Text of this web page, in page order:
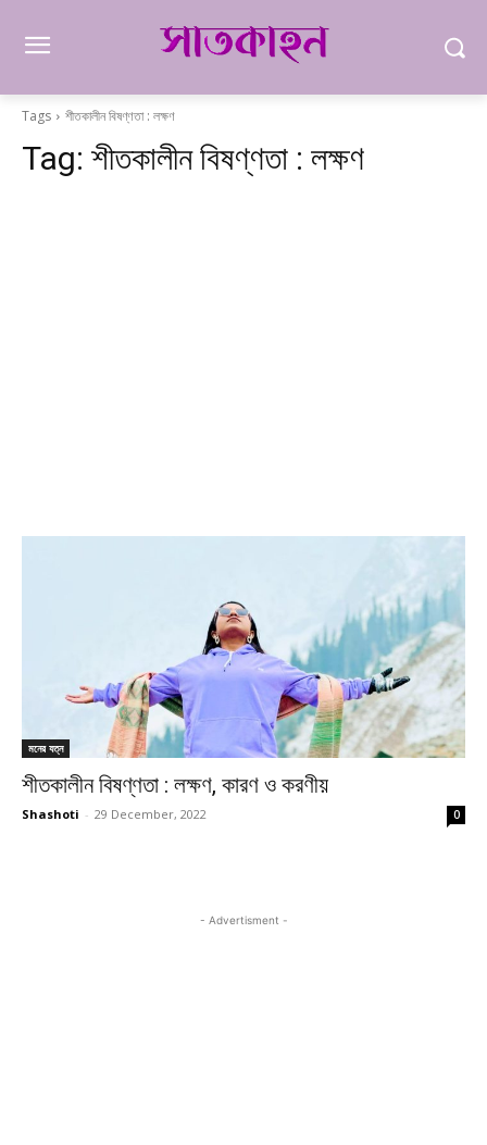
Tags শীতকালীন বিষণ্ণতা : লক্ষণ
Tag: শীতকালীন বিষণ্ণতা : লক্ষণ
মনের যত্ন
শীতকালীন বিষণ্ণতা : লক্ষণ, কারণ ও করণীয়
Shashoti - 29 December, 2022 0
- Advertisment -